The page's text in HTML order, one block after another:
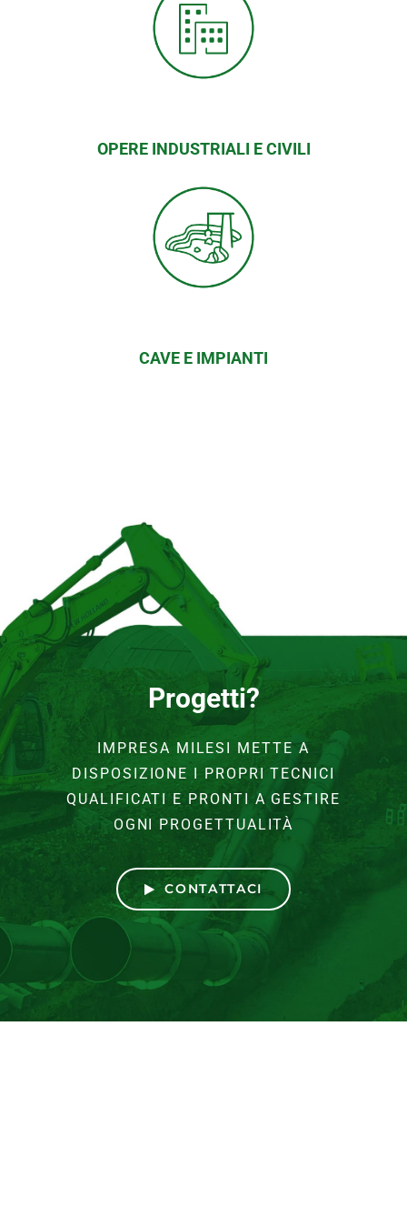
OPERE INDUSTRIALI E CIVILI
CAVE E IMPIANTI
Progetti?
IMPRESA MILESI METTE A
DISPOSIZIONE I PROPRI TECNICI
QUALIFICATI E PRONTI A GESTIRE
OGNI PROGETTUALITÀ
CONTATTACI